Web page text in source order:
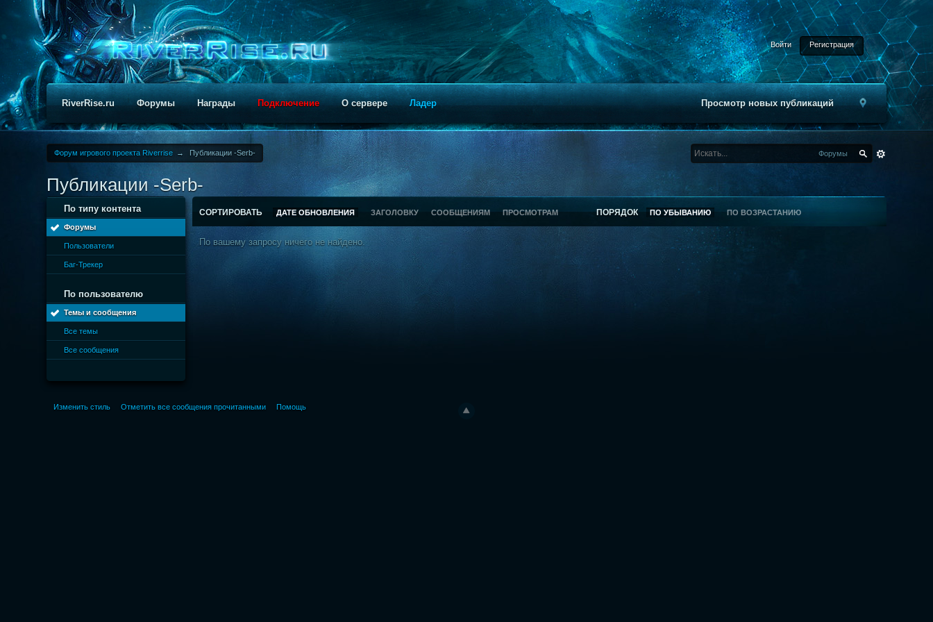
Войти Регистрация
Просмотр новых публикаций
RiverRise.ru Форумы Награды Подключение О сервере Ладер
Форум игрового проекта Riverrise → Публикации -Serb- Форумы
Публикации -Serb-
По типу контента
Форумы
Пользователи
Баг-Трекер
По пользователю
Темы и сообщения
Все темы
Все сообщения
СОРТИРОВАТЬ ДАТЕ ОБНОВЛЕНИЯ ЗАГОЛОВКУ СООБЩЕНИЯМ ПРОСМОТРАМ ПОРЯДОК ПО УБЫВАНИЮ ПО ВОЗРАСТАНИЮ
По вашему запросу ничего не найдено.
Изменить стиль Отметить все сообщения прочитанными Помощь